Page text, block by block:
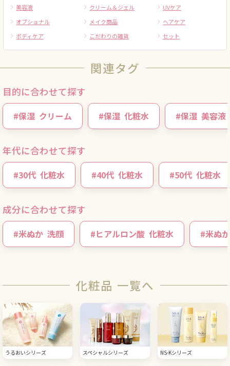
美容液 クリーム＆ジェル
UVケア
オプショナル
メイク商品
ヘアケア
ボディケア
こだわりの雑貨 セット
関連タグ
目的に合わせて探す
#保湿 クリーム #保湿 化粧水 #保湿 美容液
年代に合わせて探す
#30代 化粧水 #40代 化粧水 #50代 化粧水
成分に合わせて探す
#米ぬか 洗顔 #ヒアルロン酸 化粧水 #米ぬか
化粧品 一覧へ
うるおいシリーズ スペシャルシリーズ NS-Kシリーズ